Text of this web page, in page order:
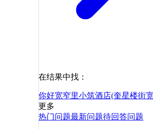
在结果中找：
你好宽窄里小筑酒店(奎星楼街
更多
热门问题最新问题待回答问题